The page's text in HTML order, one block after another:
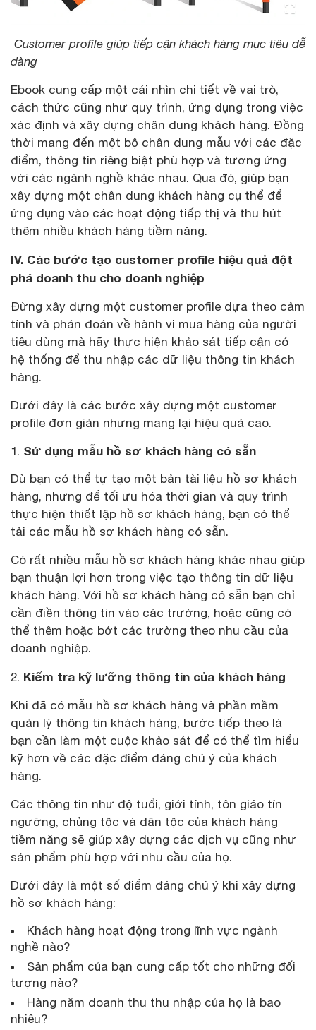
Customer profile giúp tiếp cận khách hàng mục tiêu dễ
dàng
Ebook cung cấp một cái nhìn chi tiết về vai trò,
cách thức cũng như quy trình, ứng dụng trong việc
xác định và xây dựng chân dung khách hàng. Đồng
thời mang đến một bộ chân dung mẫu với các đặc
điểm, thông tin riêng biệt phù hợp và tương ứng
với các ngành nghề khác nhau. Qua đó, giúp bạn
xây dựng một chân dung khách hàng cụ thể để
ứng dụng vào các hoạt động tiếp thị và thu hút
thêm nhiều khách hàng tiềm năng.
IV. Các bước tạo customer profile hiệu quả đột
phá doanh thu cho doanh nghiệp
Đừng xây dựng một customer profile dựa theo cảm
tính và phán đoán về hành vi mua hàng của người
tiêu dùng mà hãy thực hiện khảo sát tiếp cận có
hệ thống để thu nhập các dữ liệu thông tin khách
hàng.
Dưới đây là các bước xây dựng một customer
profile đơn giản nhưng mang lại hiệu quả cao.
Sử dụng mẫu hồ sơ khách hàng có sẵn
Dù bạn có thể tự tạo một bản tài liệu hồ sơ khách
hàng, nhưng để tối ưu hóa thời gian và quy trình
thực hiện thiết lập hồ sơ khách hàng, bạn có thể
tải các mẫu hồ sơ khách hàng có sẵn.
Có rất nhiều mẫu hồ sơ khách hàng khác nhau giúp
bạn thuận lợi hơn trong việc tạo thông tin dữ liệu
khách hàng. Với hồ sơ khách hàng có sẵn bạn chỉ
cần điền thông tin vào các trường, hoặc cũng có
thể thêm hoặc bớt các trường theo nhu cầu của
doanh nghiệp.
2. Kiểm tra kỹ lưỡng thông tin của khách hàng
Khi đã có mẫu hồ sơ khách hàng và phần mềm
quản lý thông tin khách hàng, bước tiếp theo là
bạn cần làm một cuộc khảo sát để có thể tìm hiểu
kỹ hơn về các đặc điểm đáng chú ý của khách
hàng.
Các thông tin như độ tuổi, giới tính, tôn giáo tín
ngưỡng, chủng tộc và dân tộc của khách hàng
tiềm năng sẽ giúp xây dựng các dịch vụ cũng như
sản phẩm phù hợp với nhu cầu của họ.
Dưới đây là một số điểm đáng chú ý khi xây dựng
hồ sơ khách hàng:
Khách hàng hoạt động trong lĩnh vực ngành
nghề nào?
Sản phẩm của bạn cung cấp tốt cho những đối
tượng nào?
Hàng năm doanh thu thu nhập của họ là bao
nhiêu?